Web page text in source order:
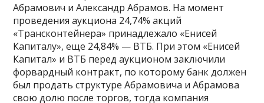
Абрамович и Александр Абрамов. На момент
проведения аукциона 24,74% акций
«Трансконтейнера» принадлежало «Енисей
Капиталу», еще 24,84% — ВТБ. При этом «Енисей
Капитал» и ВТБ перед аукционом заключили
форвардный контракт, по которому банк должен
был продать структуре Абрамовича и Абрамова
свою долю после торгов, тогда компания